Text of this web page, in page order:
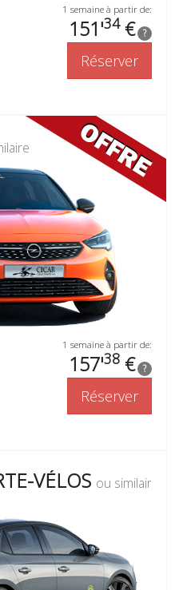
1 semaine à partir de:
151'34€ ?
Réserver
1 semaine à partir de:
157'38 € ?
Réserver
VÉLOS ou similaire